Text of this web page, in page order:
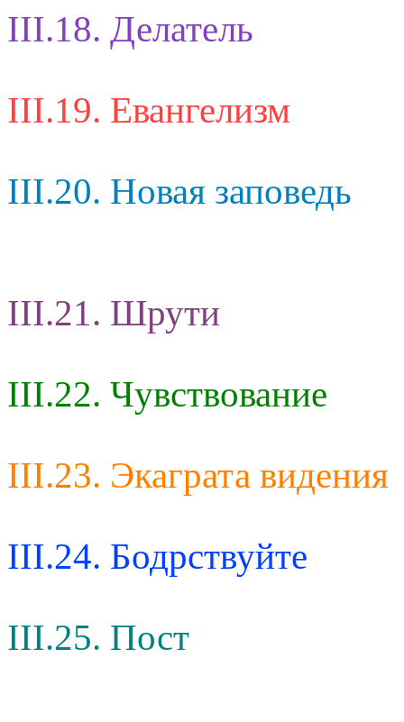
III.18. Делатель
III.19. Евангелизм
III.20. Новая заповедь
III.21. Шрути
III.22. Чувствование
III.23. Экаграта видения
III.24. Бодрствуйте
III.25. Пост